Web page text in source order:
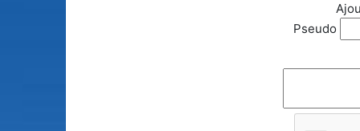
Pseudo